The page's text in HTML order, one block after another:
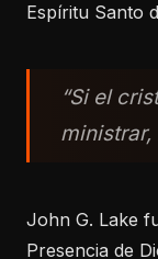
Espíritu Santo
“Si el
ministrar,
John G. Lake
Presencia de